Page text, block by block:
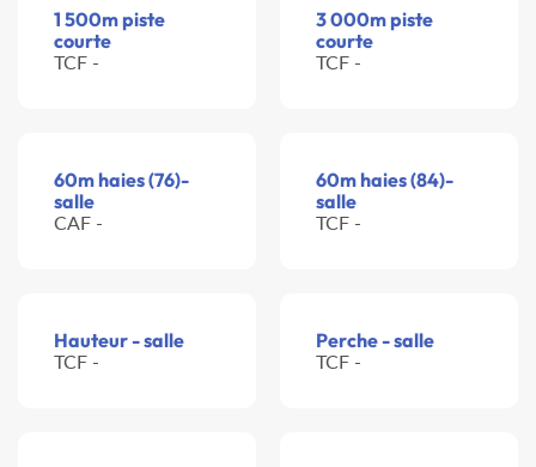
1 500m piste
courte
TCF -
3 000m piste
courte
TCF -
60m haies (76)-
salle
CAF -
60m haies (84)-
salle
TCF -
Hauteur - salle
TCF -
Perche - salle
TCF -